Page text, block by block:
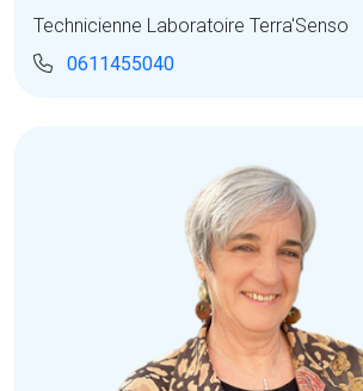
Technicienne Laboratoire Terra'Senso
0611455040